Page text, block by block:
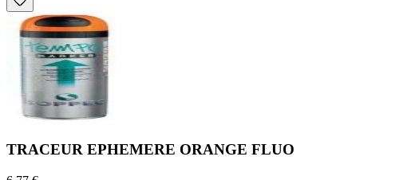
TRACEUR EPHEMERE ORANGE FLUO